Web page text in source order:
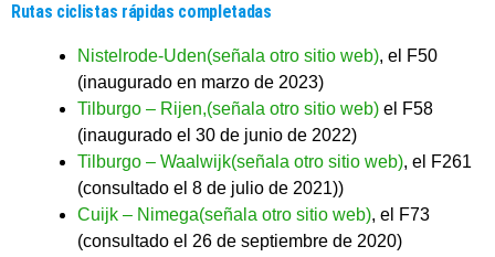
Rutas ciclistas rápidas completadas
Nistelrode-Uden(señala otro sitio web), el F50
(inaugurado en marzo de 2023)
Tilburgo – Rijen,(señala otro sitio web) el F58
(inaugurado el 30 de junio de 2022)
Tilburgo – Waalwijk(señala otro sitio web), el F261
(consultado el 8 de julio de 2021))
Cuijk – Nimega(señala otro sitio web), el F73
(consultado el 26 de septiembre de 2020)